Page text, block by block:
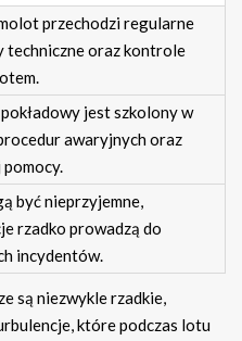
przechodzi regularne
techniczne oraz kontrole
jest szkolony w
awaryjnych oraz
być nieprzyjemne,
rzadko prowadzą do
incydentów.
są niezwykle rzadkie,
które podczas lotu